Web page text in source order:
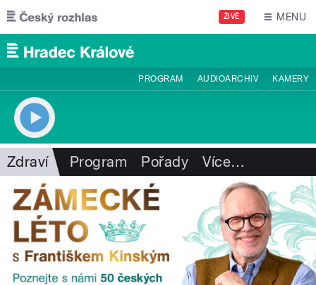
Přejít k hlavnímu obsahu
ŽIVĚ MENU
PROGRAM AUDIOARCHIV KAMERY
Zdraví Program Pořady Více…